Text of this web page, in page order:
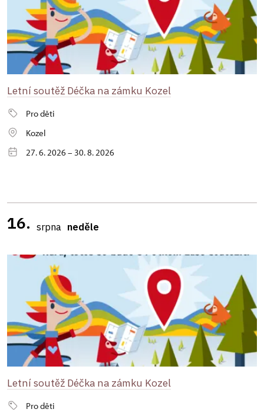
Letní soutěž Déčka na zámku Kozel
Pro děti
Kozel
27. 6. 2026 – 30. 8. 2026
16. srpna neděle
Letní soutěž Déčka na zámku Kozel
Pro děti